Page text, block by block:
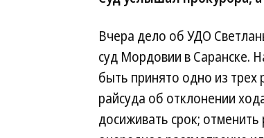
Вчера дело об УДО
суд Мордовии в Саранске.
быть принято одно из
райсуда об отклонении
досиживать срок;